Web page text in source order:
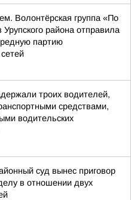
Волонтёрская группа «По
Урупского района отправила
партию
троих водителей,
средствами,
водительских
суд вынес приговор
в отношении двух